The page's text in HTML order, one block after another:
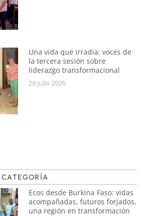
Una vida que irradia: voces de
la tercera sesión sobre
liderazgo transformacional
28 julio 2026
Ecos desde Burkina Faso: vidas
acompañadas, futuros forjados,
una región en transformación